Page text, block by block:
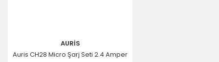
AURİS
Auris CH28 Micro Şarj Seti 2.4 Amper